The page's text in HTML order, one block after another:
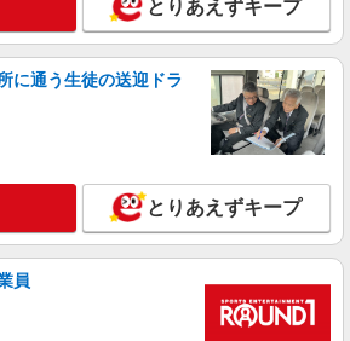
とりあえずキープ
に通う生徒の送迎ドラ
とりあえずキープ
員